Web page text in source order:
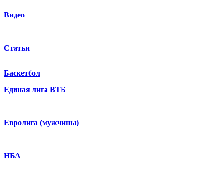
Видео
Статьи
Баскетбол
Единая лига ВТБ
Евролига (мужчины)
НБА